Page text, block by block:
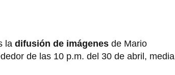
la difusión de imágenes de Mario
de las 10 p.m. del 30 de abril, media